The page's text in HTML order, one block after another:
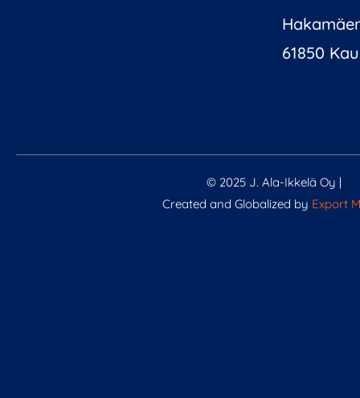
61850
© 2025 J. Ala-Ikkelä Oy |
Created and Globalized by Export